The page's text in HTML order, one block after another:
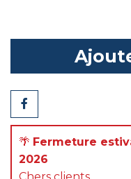
Partager
🌴 Fermeture
2026